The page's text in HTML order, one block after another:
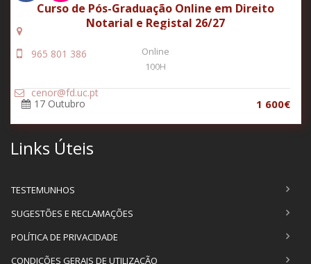
Curso de Pós-Graduação Online em Direito
Notarial e Registal 26/27
Online
100H
17 Outubro 1 600€
Palácio dos Melos 3000-295 Coimbra, Portugal
965 801 386
(chamada para a rede móvel nacional)
cenor@fd.uc.pt
Links Úteis
TESTEMUNHOS
SUGESTÕES E RECLAMAÇÕES
POLÍTICA DE PRIVACIDADE
CONDIÇÕES GERAIS DE UTILIZAÇÃO